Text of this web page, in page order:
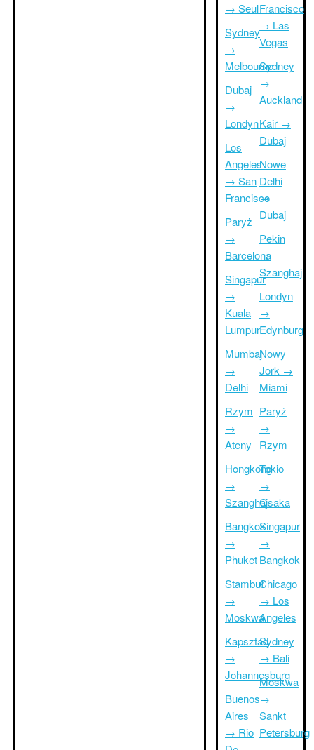
→ Seul
Sydney
→
Melbourne
Dubaj
→
Londyn
Los
Angeles
→ San
Francisco
Paryż
→
Barcelona
Singapur
→
Kuala
Lumpur
Mumbaj
→
Delhi
Rzym
→
Ateny
Hongkong
→
Szanghaj
Bangkok
→
Phuket
Stambuł
→
Moskwa
Kapsztad
→
Johannesburg
Buenos
Aires
→ Rio
Francisco
→ Las
Vegas
Sydney
→
Auckland
Kair →
Dubaj
Nowe
Delhi
→
Dubaj
Pekin
→
Szanghaj
Londyn
→
Edynburg
Nowy
Jork →
Miami
Paryż
→
Rzym
Tokio
→
Osaka
Singapur
→
Bangkok
Chicago
→ Los
Angeles
Sydney
→ Bali
Moskwa
→
Sankt
Petersburg